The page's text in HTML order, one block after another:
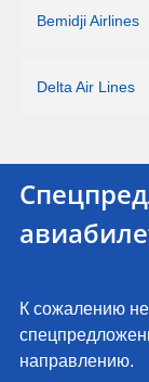
Bemidji Airlines
Delta Air Lines
К сожалению
направлению.